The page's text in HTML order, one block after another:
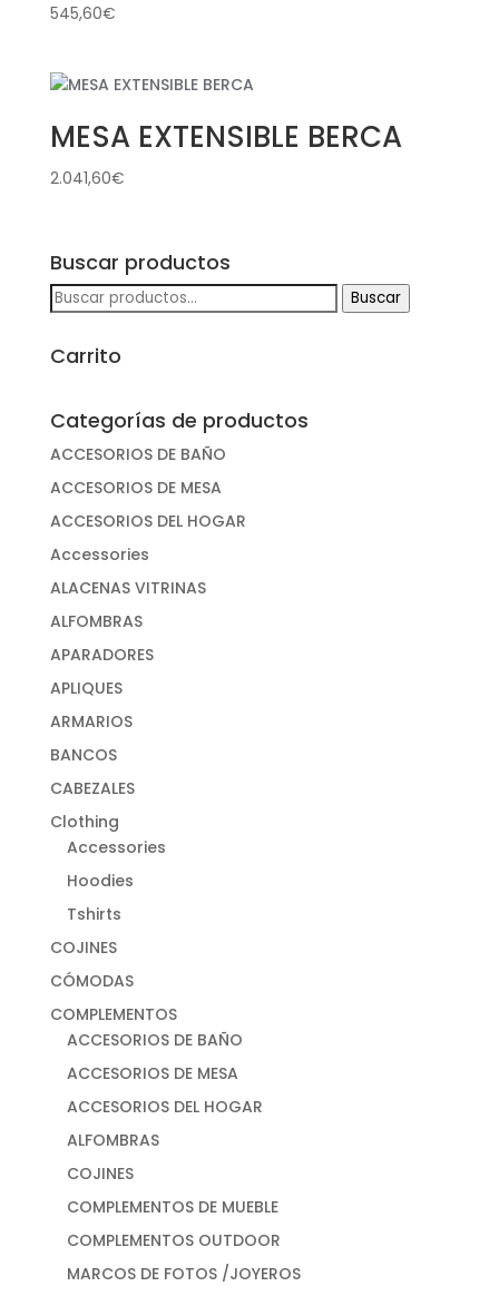
545,60€
MESA EXTENSIBLE BERCA
2.041,60€
Buscar productos
Buscar
Buscar
Carrito
Categorías de productos
ACCESORIOS DE BAÑO
ACCESORIOS DE MESA
ACCESORIOS DEL HOGAR
Accessories
ALACENAS VITRINAS
ALFOMBRAS
APARADORES
APLIQUES
ARMARIOS
BANCOS
CABEZALES
Clothing
Accessories
Hoodies
Tshirts
COJINES
CÓMODAS
COMPLEMENTOS
ACCESORIOS DE BAÑO
ACCESORIOS DE MESA
ACCESORIOS DEL HOGAR
ALFOMBRAS
COJINES
COMPLEMENTOS DE MUEBLE
COMPLEMENTOS OUTDOOR
MARCOS DE FOTOS /JOYEROS